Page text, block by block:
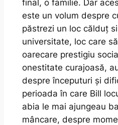
final, o familie. Dar
este un volum despre
păstrezi un loc călduț
universitate, loc care
oarecare prestigiu
onestitate curajoasă,
despre începuturi și
perioada în care Bill
abia le mai ajungeau
mâncare, despre